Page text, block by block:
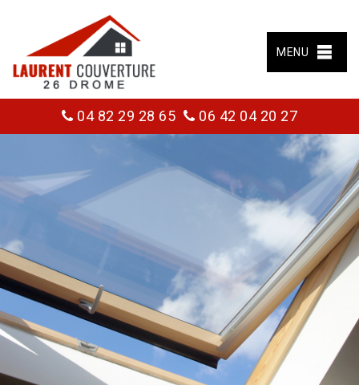
MENU
04 82 29 28 65 06 42 04 20 27